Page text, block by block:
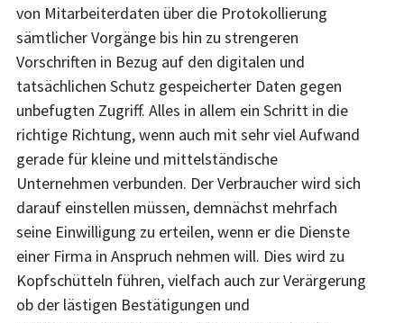
von Mitarbeiterdaten über die Protokollierung
sämtlicher Vorgänge bis hin zu strengeren
Vorschriften in Bezug auf den digitalen und
tatsächlichen Schutz gespeicherter Daten gegen
unbefugten Zugriff. Alles in allem ein Schritt in die
richtige Richtung, wenn auch mit sehr viel Aufwand
gerade für kleine und mittelständische
Unternehmen verbunden. Der Verbraucher wird sich
darauf einstellen müssen, demnächst mehrfach
seine Einwilligung zu erteilen, wenn er die Dienste
einer Firma in Anspruch nehmen will. Dies wird zu
Kopfschütteln führen, vielfach auch zur Verärgerung
ob der lästigen Bestätigungen und